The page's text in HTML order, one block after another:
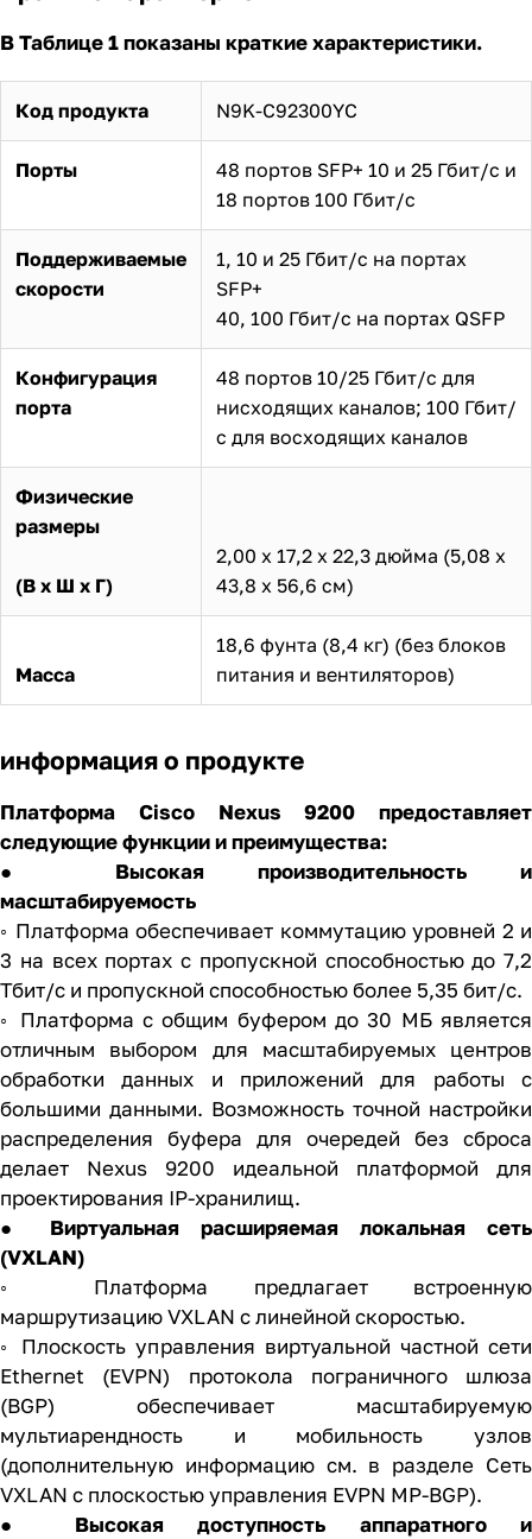
В Таблице 1 показаны краткие характеристики.
Код продукта N9K-C92300YC
Порты
48 портов SFP+ 10 и 25 Гбит/с и
18 портов 100 Гбит/с
Поддерживаемые
скорости
1, 10 и 25 Гбит/с на портах
SFP+
40, 100 Гбит/с на портах QSFP
Конфигурация
порта
48 портов 10/25 Гбит/с для
нисходящих каналов; 100 Гбит/
с для восходящих каналов
Физические
размеры
(В х Ш х Г)
2,00 х 17,2 х 22,3 дюйма (5,08 х
43,8 х 56,6 см)
Масса
18,6 фунта (8,4 кг) (без блоков
питания и вентиляторов)
информация о продукте
Платформа Cisco Nexus 9200 предоставляет
следующие функции и преимущества:
● Высокая производительность и
масштабируемость
◦ Платформа обеспечивает коммутацию уровней 2 и
3 на всех портах с пропускной способностью до 7,2
Тбит/с и пропускной способностью более 5,35 бит/с.
◦ Платформа с общим буфером до 30 МБ является
отличным выбором для масштабируемых центров
обработки данных и приложений для работы с
большими данными. Возможность точной настройки
распределения буфера для очередей без сброса
делает Nexus 9200 идеальной платформой для
проектирования IP-хранилищ.
● Виртуальная расширяемая локальная сеть
(VXLAN)
◦ Платформа предлагает встроенную
маршрутизацию VXLAN с линейной скоростью.
◦ Плоскость управления виртуальной частной сети
Ethernet (EVPN) протокола пограничного шлюза
(BGP) обеспечивает масштабируемую
мультиарендность и мобильность узлов
(дополнительную информацию см. в разделе Сеть
VXLAN с плоскостью управления EVPN MP-BGP).
● Высокая доступность аппаратного и